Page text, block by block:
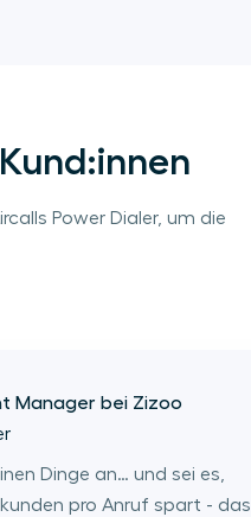
Power Dialer, um die
Manager bei Zizoo
Dinge an… und sei es,
pro Anruf spart - das